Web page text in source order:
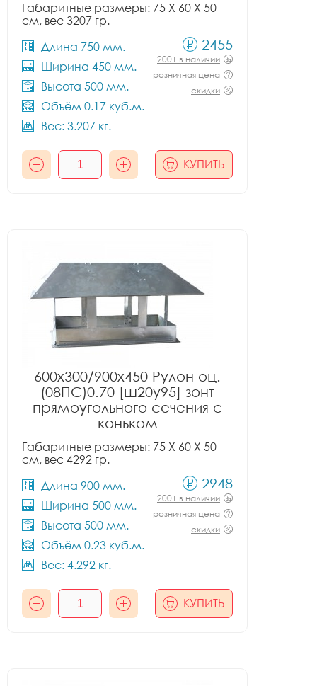
Габаритные размеры: 75 X 60 X 50
см, вес 3207 гр.
Длина 750 мм.
Ширина 450 мм.
Высота 500 мм.
Объём 0.17 куб.м.
Вес: 3.207 кг.
2455
200+ в наличии
розничная цена
скидки
КУПИТЬ
600x300/900x450 Рулон оц.
(08ПС)0.70 [ш20у95] зонт
прямоугольного сечения с
коньком
Габаритные размеры: 75 X 60 X 50
см, вес 4292 гр.
Длина 900 мм.
Ширина 500 мм.
Высота 500 мм.
Объём 0.23 куб.м.
Вес: 4.292 кг.
2948
200+ в наличии
розничная цена
скидки
КУПИТЬ